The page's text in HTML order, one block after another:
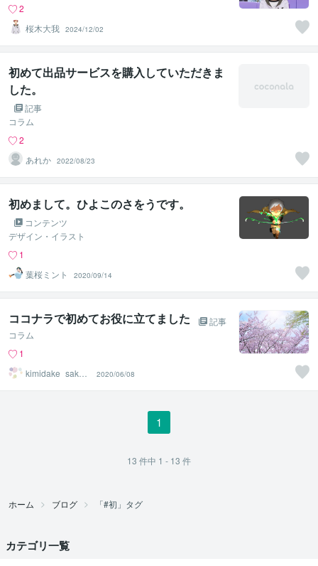
2
桜木大我 2024/12/02
初めて出品サービスを購入していただきま
した。
記事
コラム
2
あれか 2022/08/23
初めまして。ひよこのさをうです。
コンテンツ
デザイン・イラスト
1
葉桜ミント
2020/09/14
ココナラで初めてお役に立てました
記事
コラム
1
kimidake_sakur
2020/06/08
1
13 件中 1 - 13 件
ホーム ブログ 「#初」タグ
カテゴリ一覧